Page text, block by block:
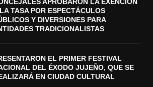
TASA POR ESPECTÁCULOS
Y DIVERSIONES PARA
TRADICIONALISTAS
EL PRIMER FESTIVAL
DEL ÉXODO JUJEÑO, QUE SE
EN CIUDAD CULTURAL